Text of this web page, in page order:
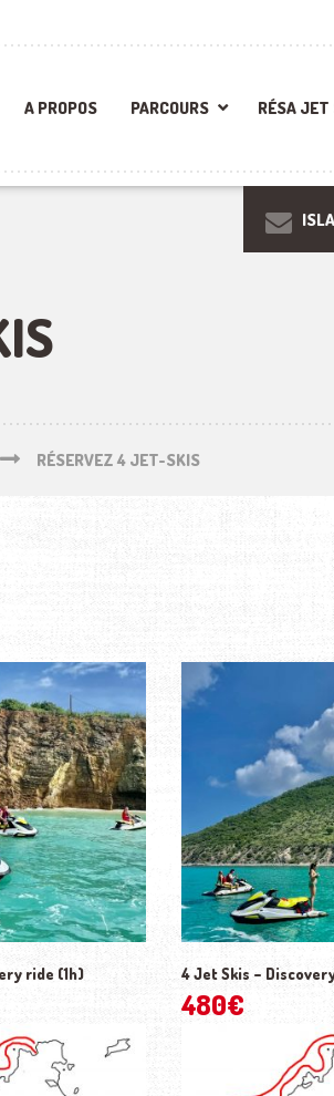
A PROPOS PARCOURS RÉSA JET
RÉSERVEZ 4 JET-SKIS
ride (1h) 4 Jet Skis –
480€